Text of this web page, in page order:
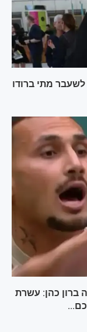
מתי ברודו
ברון כהן: עשרת